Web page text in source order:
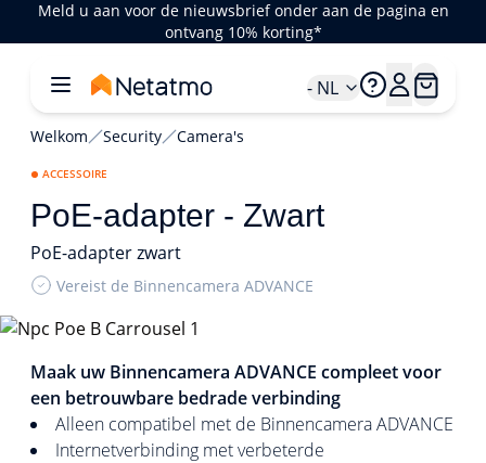
Meld u aan voor de nieuwsbrief onder aan de pagina en
ontvang 10% korting*
- NL
Welkom Security Camera's
ACCESSOIRE
PoE-adapter - Zwart
PoE-adapter zwart
Vereist de Binnencamera ADVANCE
Maak uw Binnencamera ADVANCE compleet voor
een betrouwbare bedrade verbinding
Alleen compatibel met de Binnencamera ADVANCE
Internetverbinding met verbeterde